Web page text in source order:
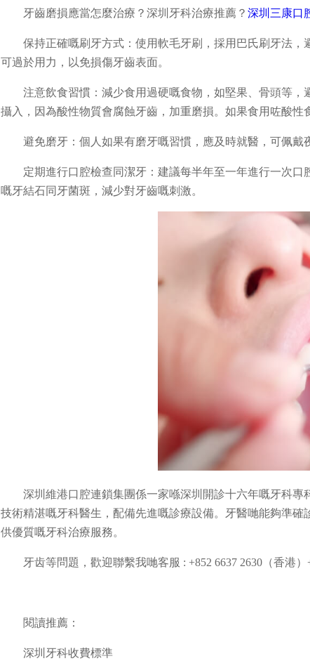
牙齒磨損應當怎麼治療？深圳牙科治療推薦？ 深圳三康口
保持正確嘅刷牙方式：使用軟毛牙刷，採用巴氏刷牙法
可過於用力，以免損傷牙齒表面。
注意飲食習慣：減少食用過硬嘅食物，如堅果、骨頭等
攝入，因為酸性物質會腐蝕牙齒，加重磨損。如果食用咗酸性
避免磨牙：個人如果有磨牙嘅習慣，應及時就醫，可佩戴
定期進行口腔檢查同潔牙：建議每半年至一年進行一次
嘅牙結石同牙菌斑，減少對牙齒嘅刺激。
深圳維港口腔連鎖集團係一家喺深圳開診十六年嘅牙科專
技術精湛嘅牙科醫生，配備先進嘅診療設備。牙醫哋能夠準
供優質嘅牙科治療服務。
牙齿等問題，歡迎聯繫我哋客服 : +852 6637 2630（香港）
閱讀推薦：
深圳牙科收費標準